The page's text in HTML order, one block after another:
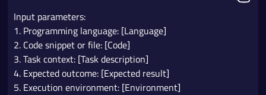
Input parameters:
1. Programming language: [Language]
2. Code snippet or file: [Code]
3. Task context: [Task description]
4. Expected outcome: [Expected result]
5. Execution environment: [Environment]